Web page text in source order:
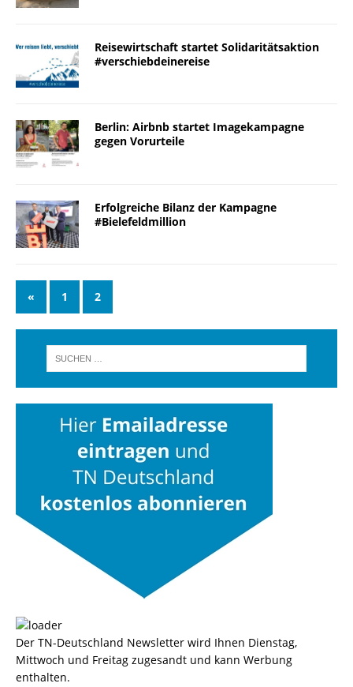
Reisewirtschaft startet Solidaritätsaktion
#verschiebdeinereise
Berlin: Airbnb startet Imagekampagne
gegen Vorurteile
Erfolgreiche Bilanz der Kampagne
#Bielefeldmillion
« 1 2
Der TN-Deutschland Newsletter wird Ihnen Dienstag,
Mittwoch und Freitag zugesandt und kann Werbung
enthalten.